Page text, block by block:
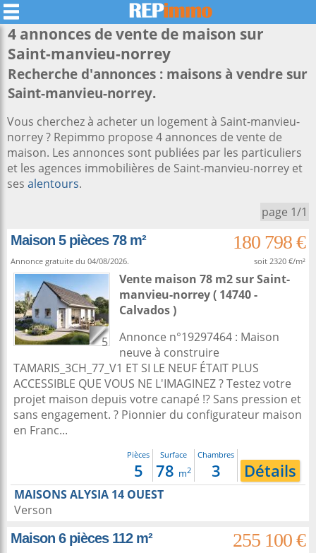
4 annonces de vente de maison sur
Saint-manvieu-norrey
Recherche d'annonces : maisons à vendre sur
Saint-manvieu-norrey.
Vous cherchez à acheter un logement à Saint-manvieu-
norrey ? Repimmo propose 4 annonces de vente de
maison. Les annonces sont publiées par les particuliers
et les agences immobilières de Saint-manvieu-norrey et
ses alentours.
page 1/1
Maison 5 pièces 78 m²
180 798 €
Annonce gratuite du 04/08/2026. soit 2320 €/m²
5
Vente maison 78 m2surSaint-
manvieu-norrey( 14740 -
Calvados )
Annonce n°19297464 : Maison
neuve à construire
TAMARIS_3CH_77_V1 ET SI LE NEUF ÉTAIT PLUS
ACCESSIBLE QUE VOUS NE L'IMAGINEZ ? Testez votre
projet maison depuis votre canapé !? Sans pression et
sans engagement. ? Pionnier du configurateur maison
en Franc...
Pièces
5
Surface
78 m2
Chambres
3 Détails
MAISONS ALYSIA 14 OUEST
Verson
Maison 6 pièces 112 m²
255 100 €